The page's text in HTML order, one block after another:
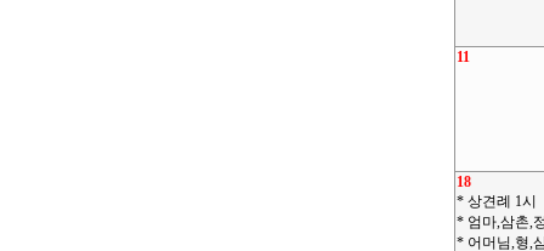
11
18
* 상견례 1시
* 엄마,삼촌,
* 어머님,형,